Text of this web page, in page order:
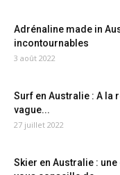
Adrénaline made in
incontournables
3 août 2022
Surf en Australie : A la
vague...
27 juillet 2022
Skier en Australie : une